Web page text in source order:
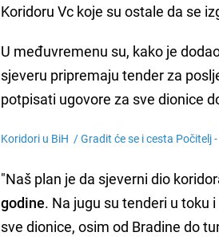
Koridoru Vc koje su ostale da se
U međuvremenu su, kako je
sjeveru pripremaju tender za
potpisati ugovore za sve dionice
Koridori u BiH /Gradit će se i cesta Počitelj
"Naš plan je da sjeverni dio
godine. Na jugu su tenderi u toku
sve dionice, osim od Bradine do